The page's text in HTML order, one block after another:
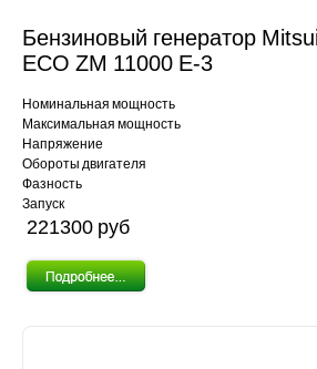
Бензиновый генератор
ECO ZM 11000 Е-3
Номинальная мощность
Максимальная мощность
Напряжение
Обороты двигателя
Фазность
Запуск
221300 pуб